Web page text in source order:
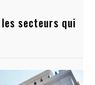
secteurs qui